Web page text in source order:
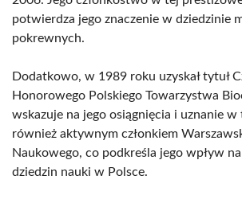
potwierdza jego znaczenie w dziedzinie
pokrewnych.
Dodatkowo, w 1989 roku uzyskał tytuł
Honorowego Polskiego Towarzystwa
wskazuje na jego osiągnięcia i uznanie w
również aktywnym członkiem
Naukowego, co podkreśla jego wpływ
dziedzin nauki w Polsce.